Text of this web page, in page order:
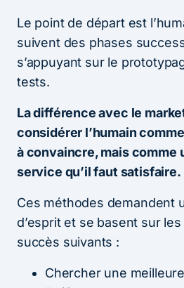
Le point de départ est
suivent des phases
s’appuyant sur le
tests.
La différence avec le
considérer l’humain
à convaincre, mais comme
service qu’il faut satisfaire.
Ces méthodes demandent
d’esprit et se basent sur
succès suivants :
Chercher une